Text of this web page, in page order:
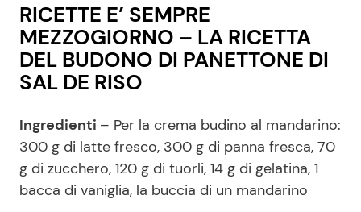
Pubblicità
Privacy Policy
RICETTE E’ SEMPRE
MEZZOGIORNO – LA RICETTA
DEL BUDONO DI PANETTONE DI
SAL DE RISO
Ingredienti – Per la crema budino al mandarino:
300 g di latte fresco, 300 g di panna fresca, 70
g di zucchero, 120 g di tuorli, 14 g di gelatina, 1
bacca di vaniglia, la buccia di un mandarino